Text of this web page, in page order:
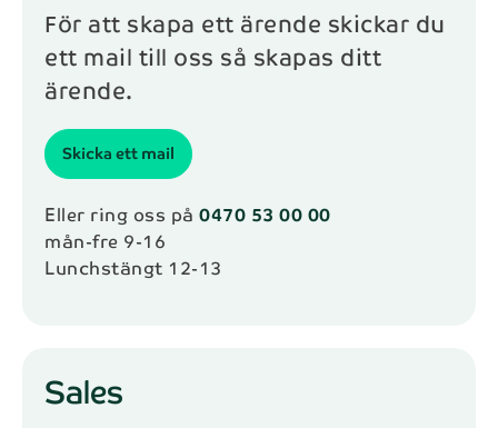
För att skapa ett ärende skickar du
ett mail till oss så skapas ditt
ärende.
Skicka ett mail
Eller ring oss på 0470 53 00 00
mån-fre 9-16
Lunchstängt 12-13
Sales
Telefon*
Meddelande
Skicka
Genom att kontakta NAB kommer dina personuppgifter